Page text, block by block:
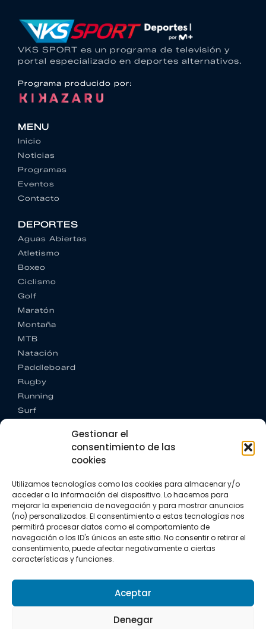
Gestionar el
consentimiento de las
cookies
Utilizamos tecnologías como las cookies para almacenar y/o
acceder a la información del dispositivo. Lo hacemos para
mejorar la experiencia de navegación y para mostrar anuncios
(no) personalizados. El consentimiento a estas tecnologías nos
permitirá procesar datos como el comportamiento de
navegación o los ID's únicos en este sitio. No consentir o retirar el
consentimiento, puede afectar negativamente a ciertas
características y funciones.
Aceptar
Denegar
VKS SPORT es un programa de televisión y
portal especializado en deportes alternativos.
Programa producido por:
MENU
Inicio
Noticias
Programas
Eventos
Contacto
DEPORTES
Aguas Abiertas
Atletismo
Boxeo
Ciclismo
Golf
Maratón
Montaña
MTB
Natación
Paddleboard
Rugby
Running
Surf
CONTACTO
+34 662 342 177
info@vkssport.com
SÍGUENOS
Política de privacidad
Política de cookies